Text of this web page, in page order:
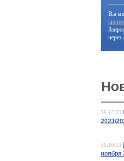
Вы
через
29.12.23
2023/
30.10.23
ноября